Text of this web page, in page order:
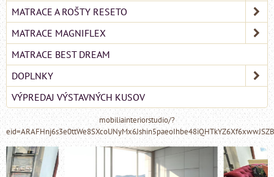
MATRACE A ROŠTY RESETO
MATRACE MAGNIFLEX
MATRACE BEST DREAM
DOPLNKY
VÝPREDAJ VÝSTAVNÝCH KUSOV
mobiliainteriorstudio/?